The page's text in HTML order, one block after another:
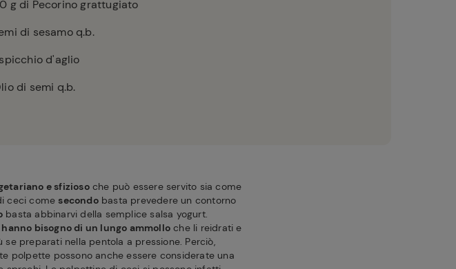
g di Pecorino grattugiato
di sesamo q.b.
spicchio d'aglio
di semi q.b.
e sfiziosoche può essere servito sia come
ceci come secondobasta prevedere un contorno
basta abbinarvi della semplice salsa yogurt.
bisogno di un lungo ammolloche li reidrati e
preparati nella pentola a pressione. Perciò,
polpette possono anche essere considerate una